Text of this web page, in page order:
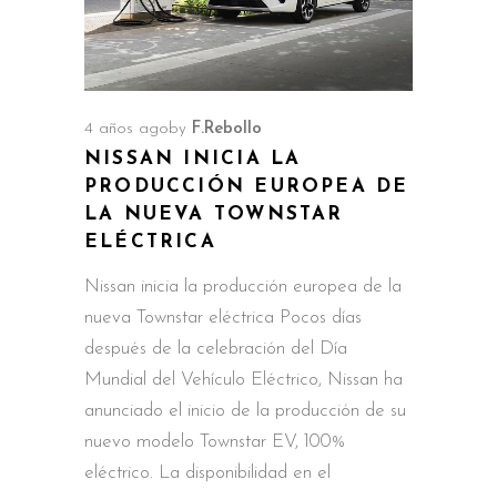
4 años ago by F.Rebollo
NISSAN INICIA LA
PRODUCCIÓN EUROPEA DE
LA NUEVA TOWNSTAR
ELÉCTRICA
Nissan inicia la producción europea de la
nueva Townstar eléctrica Pocos días
después de la celebración del Día
Mundial del Vehículo Eléctrico, Nissan ha
anunciado el inicio de la producción de su
nuevo modelo Townstar EV, 100%
eléctrico. La disponibilidad en el